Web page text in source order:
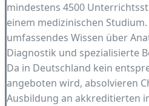
mindestens 4500
einem medizinischen
umfassendes Wissen über
Diagnostik und spezialisierte
Da in Deutschland kein
angeboten wird, absolvieren
Ausbildung an akkreditierten